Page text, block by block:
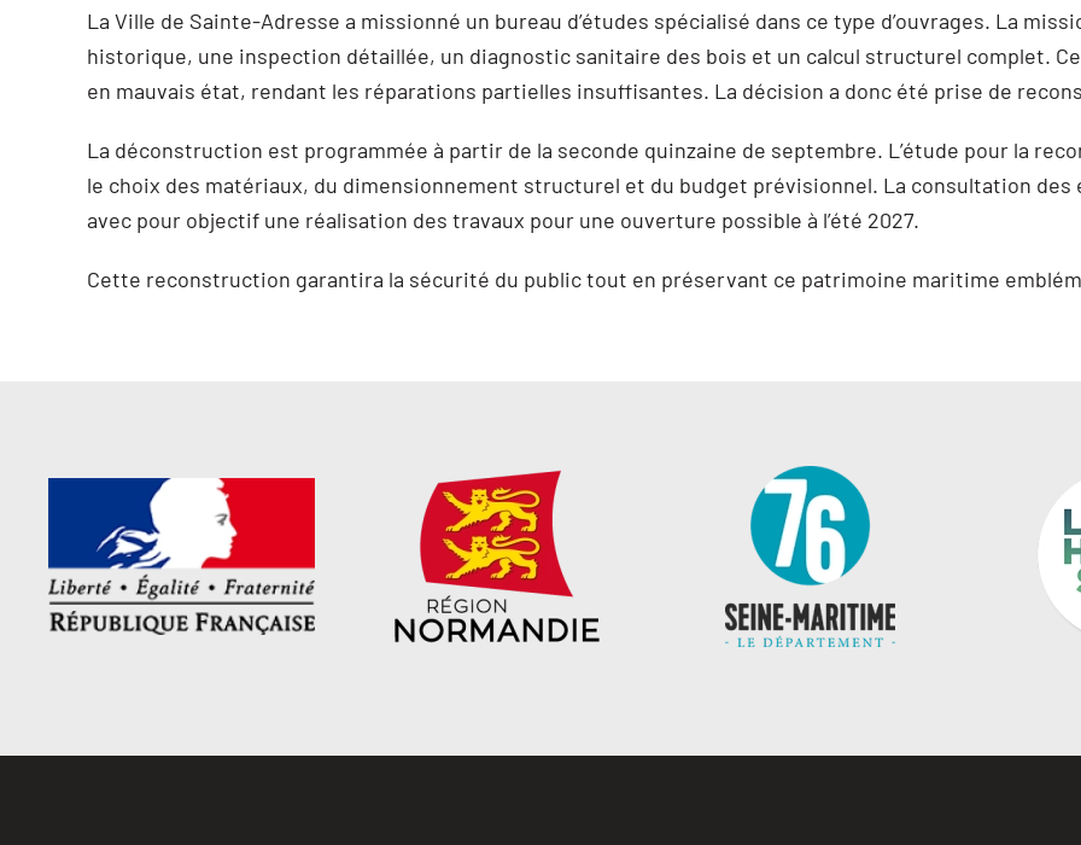
La Ville de Sainte-Adresse a missionné un bureau d’études spécialisé dans ce type d’ouvrages. La
historique, une inspection détaillée, un diagnostic sanitaire des bois et un calcul structurel complet.
en mauvais état, rendant les réparations partielles insuffisantes. La décision a donc été prise de
La déconstruction est programmée à partir de la seconde quinzaine de septembre. L’étude pour la
le choix des matériaux, du dimensionnement structurel et du budget prévisionnel. La consultation
avec pour objectif une réalisation des travaux pour une ouverture possible à l’été 2027.
Cette reconstruction garantira la sécurité du public tout en préservant ce patrimoine maritime